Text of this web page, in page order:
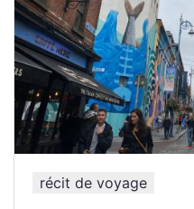
récit de voyage